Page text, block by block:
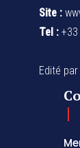
Site :
Tel :
Edité par